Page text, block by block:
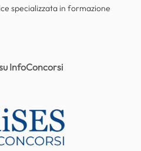
specializzata in formazione
InfoConcorsi